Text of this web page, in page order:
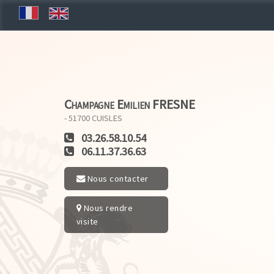
Champagne Emilien FRESNE
- 51700 CUISLES
03.26.58.10.54
06.11.37.36.63
Nous contacter
Nous rendre
visite